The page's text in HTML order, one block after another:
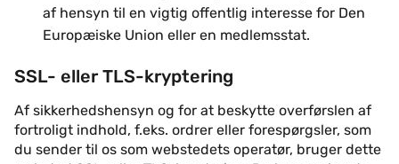
af hensyn til en vigtig offentlig interesse for Den
Europæiske Union eller en medlemsstat.
SSL- eller TLS-kryptering
Af sikkerhedshensyn og for at beskytte overførslen af
fortroligt indhold, f.eks. ordrer eller forespørgsler, som
du sender til os som webstedets operatør, bruger dette